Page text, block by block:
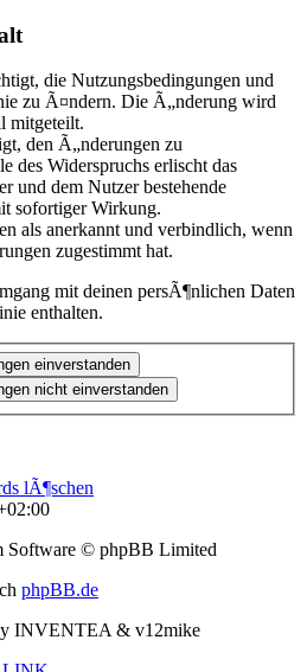
die Nutzungsbedingungen und
zu Ã¤ndern. Die Ã„nderung wird
mitgeteilt.
den Ã„nderungen zu
des Widerspruchs erlischt das
und dem Nutzer bestehende
sofortiger Wirkung.
als anerkannt und verbindlich, wenn
zugestimmt hat.
mit deinen persÃ¶nlichen Daten
enthalten.
lÃ¶schen
Software © phpBB Limited
phpBB.de
INVENTEA & v12mike